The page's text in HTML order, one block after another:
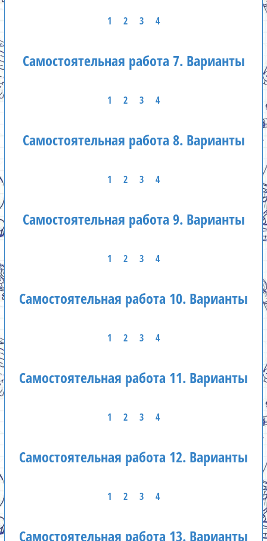
1 2 3 4
Самостоятельная работа 7. Варианты
1 2 3 4
Самостоятельная работа 8. Варианты
1 2 3 4
Самостоятельная работа 9. Варианты
1 2 3 4
Самостоятельная работа 10. Варианты
1 2 3 4
Самостоятельная работа 11. Варианты
1 2 3 4
Самостоятельная работа 12. Варианты
1 2 3 4
Самостоятельная работа 13. Варианты